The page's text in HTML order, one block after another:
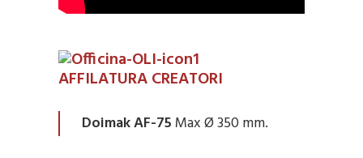
AFFILATURA CREATORI
Doimak AF-75 Max Ø 350 mm.